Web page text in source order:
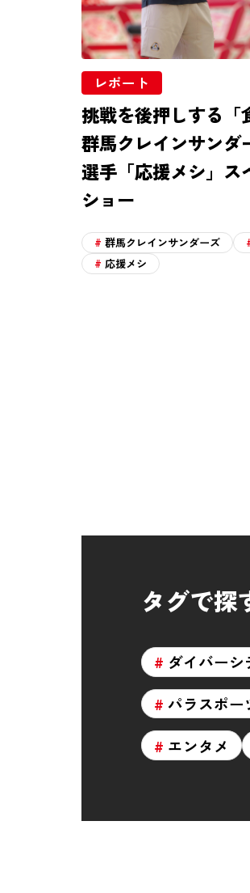
レポート
挑戦を後押しする「
群馬クレインサンダ
選手「応援メシ」ス
ショー
群馬クレインサンダーズ
応援メシ
タグで探
ダイバーシ
パラスポー
エンタメ